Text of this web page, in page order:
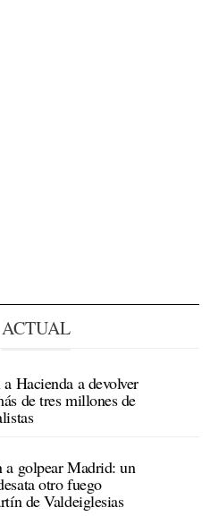
ACTUAL
Hacienda a devolver
de tres millones de
a golpear Madrid: un
otro fuego
de Valdeiglesias